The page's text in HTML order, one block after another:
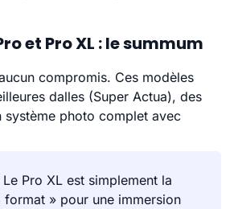
et Pro XL : le summum
compromis. Ces modèles
dalles (Super Actua), des
système photo complet avec
Le Pro XL est simplement la
» pour une immersion